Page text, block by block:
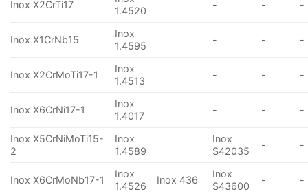
Inox X2CrTi17
1.4520
- - -
Inox X1CrNb15
Inox
1.4595
- - -
Inox X2CrMoTi17-1
Inox
1.4513
- - -
Inox X6CrNi17-1
Inox
1.4017
- - -
Inox X5CrNiMoTi15-
2
Inox
1.4589
Inox
S42035
- -
Inox X6CrMoNb17-1
Inox
1.4526
Inox 436
Inox
S43600
- -